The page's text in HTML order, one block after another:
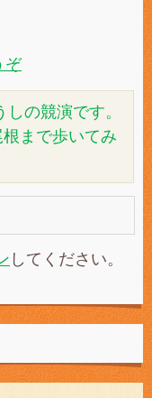
ぞ
の競演です。
まで歩いてみ
してください。